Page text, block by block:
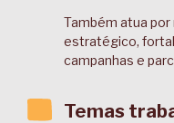
Também atua
estratégico,
campanhas e
Temas